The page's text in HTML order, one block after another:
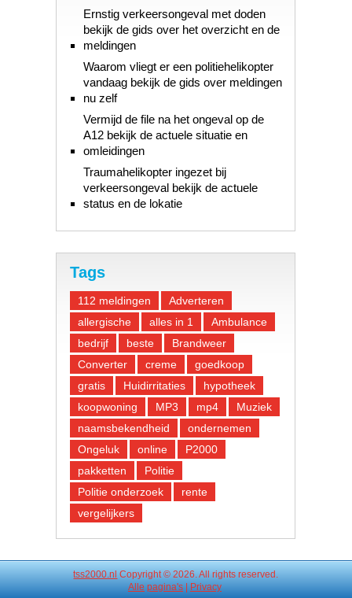
Ernstig verkeersongeval met doden
bekijk de gids over het overzicht en de
meldingen
Waarom vliegt er een politiehelikopter
vandaag bekijk de gids over meldingen
nu zelf
Vermijd de file na het ongeval op de
A12 bekijk de actuele situatie en
omleidingen
Traumahelikopter ingezet bij
verkeersongeval bekijk de actuele
status en de lokatie
Tags
112 meldingen
Adverteren
allergische
alles in 1
Ambulance
bedrijf
beste
Brandweer
Converter
creme
goedkoop
gratis
Huidirritaties
hypotheek
koopwoning
MP3 mp4
Muziek
naamsbekendheid
ondernemen
Ongeluk
online
P2000
pakketten
Politie
Politie onderzoek
rente
vergelijkers
tss2000.nlCopyright © 2026. All rights reserved.
Alle pagina's|Privacy